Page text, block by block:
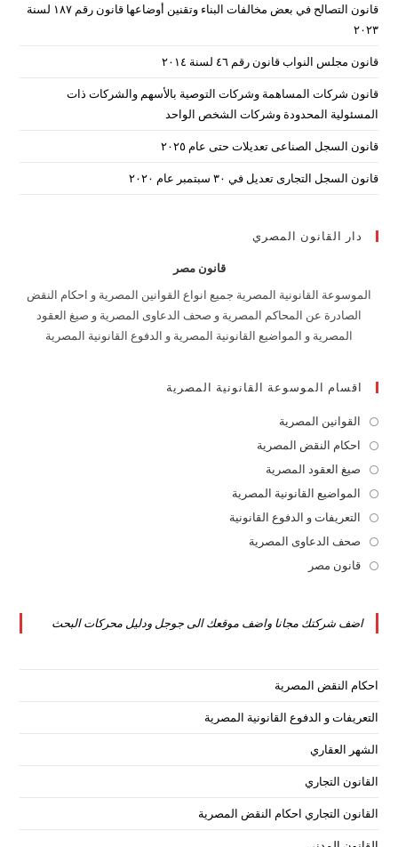
قانون التصالح في بعض مخالفات البناء وتقنين أوضاعها قانون رقم ۱۸۷ لسنة
۲۰۲۳
قانون مجلس النواب قانون رقم ٤٦ لسنة ٢٠١٤
قانون شركات المساهمة وشركات التوصية بالأسهم والشركات ذات
المسئولية المحدودة وشركات الشخص الواحد
قانون السجل الصناعى تعديلات حتى عام ٢٠٢٥
قانون السجل التجارى تعديل في ٣٠ سبتمبر عام ٢٠٢٠
دار القانون المصري
قانون مصر
الموسوعة القانونية المصرية جميع انواع القوانين المصرية و احكام النقض
الصادرة عن المحاكم المصرية و صحف الدعاوى المصرية و صيغ العقود
المصرية و المواضيع القانونية المصرية و الدفوع القانونية المصرية
اقسام الموسوعة القانونية المصرية
القوانين المصرية
in
a
new
tab
احكام النقض المصرية
a
new
صيغ العقود المصرية
in
a
new
المواضيع القانونية المصرية
inالتعريفات و الدفوع القانونية
صحف الدعاوى المصرية
tab
قانون مصر
new
اضف شركتك مجانا واضف موقعك الى جوجل ودليل محركات البحث
احكام النقض المصرية
التعريفات و الدفوع القانونية المصرية
الشهر العقاري
القانون التجاري
القانون التجاري احكام النقض المصرية